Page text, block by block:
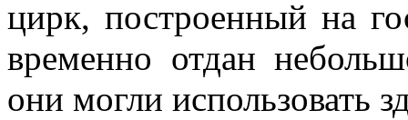
цирк, построенный на
временно отдан
они могли использовать